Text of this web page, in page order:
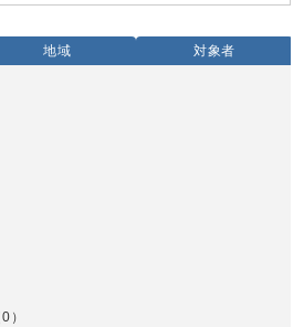
地域 対象者
0）